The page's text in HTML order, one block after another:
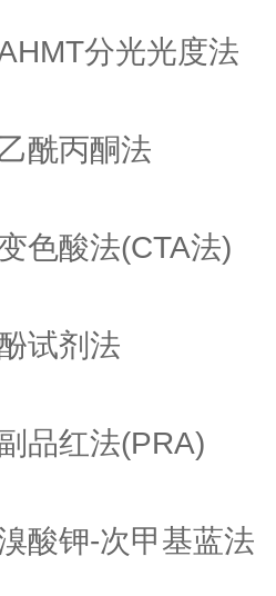
分光光度法
丙酮法
酸法(CTA法)
剂法
红法(PRA)
钾-次甲基蓝法